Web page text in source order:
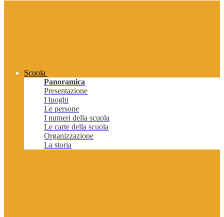
Scuola
Panoramica
Presentazione
I luoghi
Le persone
I numeri della scuola
Le carte della scuola
Organizzazione
La storia